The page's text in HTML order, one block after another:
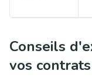
Conseils
vos